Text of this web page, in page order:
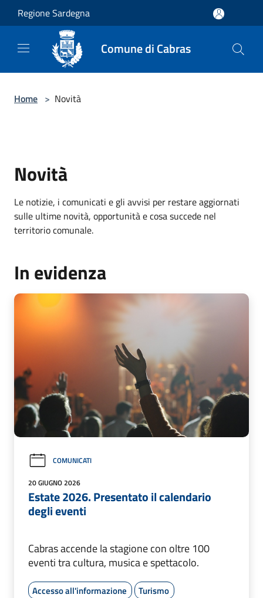
Salta al contenuto principale
Regione Sardegna
Comune di Cabras
Home > Novità
Novità
Le notizie, i comunicati e gli avvisi per restare aggiornati
sulle ultime novità, opportunità e cosa succede nel
territorio comunale.
In evidenza
COMUNICATI
20 GIUGNO 2026
Estate 2026. Presentato il calendario
degli eventi
Cabras accende la stagione con oltre 100
eventi tra cultura, musica e spettacolo.
Accesso all'informazione Turismo